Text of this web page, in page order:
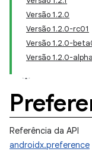
Versão 1.2.0
Versão 1.2.0-rc01
Versão 1.2.0-
Versão 1.2.0-
Referência da API
androidx.preference